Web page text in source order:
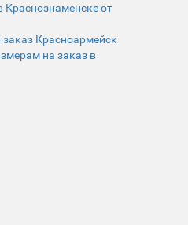
Краснознаменске от
заказ Красноармейск
на заказ в